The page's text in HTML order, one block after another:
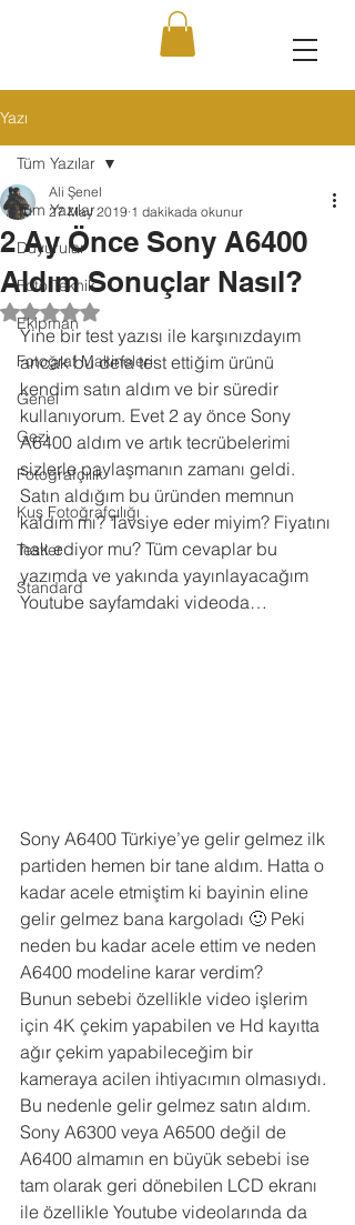
Yazı
Tüm Yazılar
Duyurular
Foto Teknik
Ekipman
Fotoğraf Makineleri
Genel
Gezi
Fotoğrafçılık
Kuş Fotoğrafçılığı
Testler
Standard
Tüm Yazılar
2 Ay Önce Sony A6400
Aldım Sonuçlar Nasıl?
Ali Şenel
27 May 2019 1 dakikada okunur
5 üzerinden NaN yıldız
Yine bir test yazısı ile karşınızdayım
ancak bu defa test ettiğim ürünü
kendim satın aldım ve bir süredir
kullanıyorum. Evet 2 ay önce Sony
A6400 aldım ve artık tecrübelerimi
sizlerle paylaşmanın zamanı geldi.
Satın aldığım bu üründen memnun
kaldım mı? Tavsiye eder miyim? Fiyatını
hak ediyor mu? Tüm cevaplar bu
yazımda ve yakında yayınlayacağım
Youtube sayfamdaki videoda…
Sony A6400 Türkiye’ye gelir gelmez ilk
partiden hemen bir tane aldım. Hatta o
kadar acele etmiştim ki bayinin eline
gelir gelmez bana kargoladı 🙂 Peki
neden bu kadar acele ettim ve neden
A6400 modeline karar verdim?
Bunun sebebi özellikle video işlerim
için 4K çekim yapabilen ve Hd kayıtta
ağır çekim yapabileceğim bir
kameraya acilen ihtiyacımın olmasıydı.
Bu nedenle gelir gelmez satın aldım.
Sony A6300 veya A6500 değil de
A6400 almamın en büyük sebebi ise
tam olarak geri dönebilen LCD ekranı
ile özellikle Youtube videolarında da